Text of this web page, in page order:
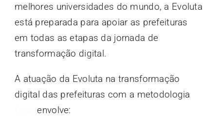
melhores universidades do mundo, a Evoluta
está preparada para apoiar as prefeituras
em todas as etapas da jornada de
transformação digital.
A atuação da Evoluta na transformação
digital das prefeituras com a metodologia
envolve: